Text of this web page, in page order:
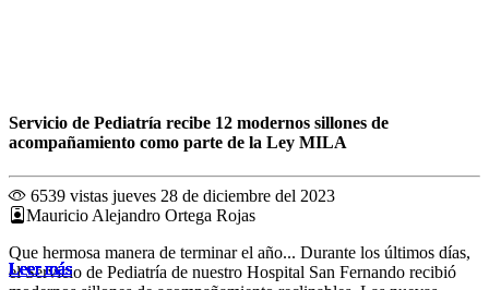
Leer más
Leer más
Leer más
Leer más
Leer más
Leer más
Servicio de Pediatría recibe 12 modernos sillones de
acompañamiento como parte de la Ley MILA
6539 vistas jueves 28 de diciembre del 2023
Mauricio Alejandro Ortega Rojas
Que hermosa manera de terminar el año... Durante los últimos días,
el Servicio de Pediatría de nuestro Hospital San Fernando recibió
Leer más
Leer más
Leer más
Leer más
Leer más
Leer más